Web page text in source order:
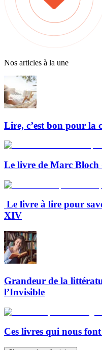
Nos articles à la une
Lire, c’est bon pour
Le livre de Marc
Le livre à lire pour
XIV
Grandeur de la
l’Invisible
Ces livres qui nous